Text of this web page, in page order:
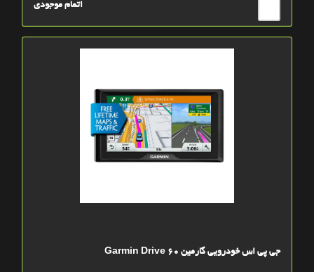
اتمام موجودی
جی پی اس خودرویی گارمین Garmin Drive 60